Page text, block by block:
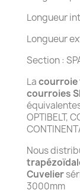
Longueur
Longueur
Section :
Lacourroie
courroies
équivalentes
OPTIBELT,
Nous
Cuvelier
3000mm